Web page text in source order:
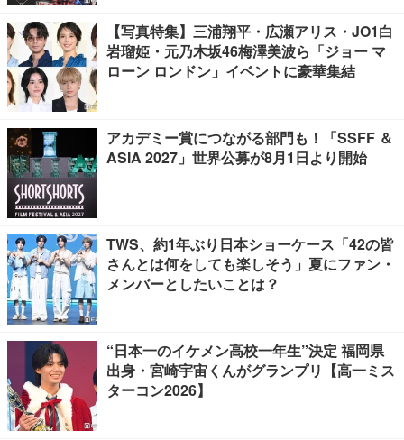
【写真特集】三浦翔平・広瀬アリス・JO1白
岩瑠姫・元乃木坂46梅澤美波ら「ジョー マ
ローン ロンドン」イベントに豪華集結
アカデミー賞につながる部門も！「SSFF ＆
ASIA 2027」世界公募が8月1日より開始
TWS、約1年ぶり日本ショーケース「42の皆
さんとは何をしても楽しそう」夏にファン・
メンバーとしたいことは？
“日本一のイケメン高校一年生”決定 福岡県
出身・宮崎宇宙くんがグランプリ【高一ミス
ターコン2026】